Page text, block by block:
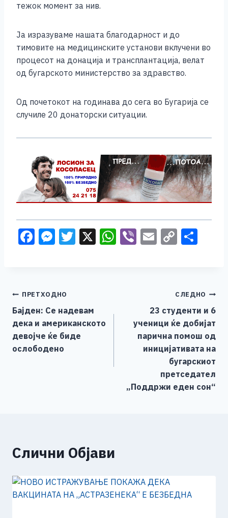
тежок момент за нив.
Ја изразуваме нашата благодарност и до
тимовите на медицинските установи вклучени во
процесот на донација и трансплантација, велат
од бугарското министерство за здравство.
Од почетокот на годинава до сега во Бугарија се
случиле 20 донаторски ситуации.
F
b
o
o
k
M
n
g
er
T X W Vi E C
Li
n
k
Навигација
на
напис
ПРЕТХОДНО
Бајден: Се надевам
дека и американското
девојче ќе биде
ослободено
СЛЕДНО
23 студенти и 6
ученици ќе добијат
парична помош од
иницијативата на
бугарскиот
претседател
„Поддржи еден сон“
Слични Објави